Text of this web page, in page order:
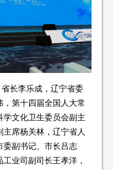
长李乐成，辽宁省委
第十四届全国人大常
学文化卫生委员会副主
席杨关林，辽宁省人
委副书记、市长吕志
业司副司长王孝洋，